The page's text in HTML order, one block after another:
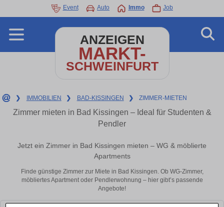
Event Auto Immo Job
ANZEIGEN
MARKT-
SCHWEINFURT
❯ IMMOBILIEN ❯ BAD-KISSINGEN ❯ ZIMMER-MIETEN
Zimmer mieten in Bad Kissingen – Ideal für Studenten &
Pendler
Jetzt ein Zimmer in Bad Kissingen mieten – WG & möblierte
Apartments
Finde günstige Zimmer zur Miete in Bad Kissingen. Ob WG-Zimmer,
möbliertes Apartment oder Pendlerwohnung – hier gibt’s passende
Angebote!